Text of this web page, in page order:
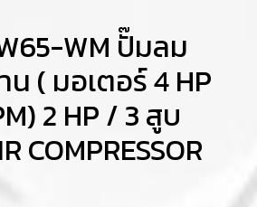
WM ปั๊มลม
( มอเตอร์ 4 HP
2 HP / 3 สูบ
COMPRESSOR